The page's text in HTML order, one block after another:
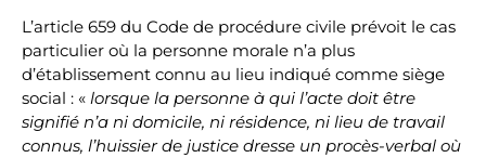
L’article 659 du Code de procédure civile prévoit le cas
particulier où la personne morale n’a plus
d’établissement connu au lieu indiqué comme siège
social : « lorsque la personne à qui l’acte doit être
signifié n’a ni domicile, ni résidence, ni lieu de travail
connus, l’huissier de justice dresse un procès-verbal où